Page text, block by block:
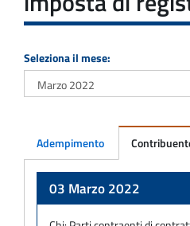
Seleziona il mese:
Adempimento
03 Marzo 2022